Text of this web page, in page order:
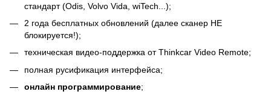
стандарт (Odis, Volvo Vida, wiTech...);
2 года бесплатных обновлений (далее сканер НЕ
блокируется!);
техническая видео-поддержка от Thinkcar Video Remote;
полная русификация интерфейса;
онлайн программирование;